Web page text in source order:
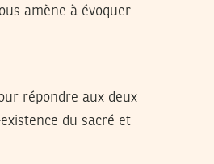
amène à évoquer
répondre aux deux
du sacré et